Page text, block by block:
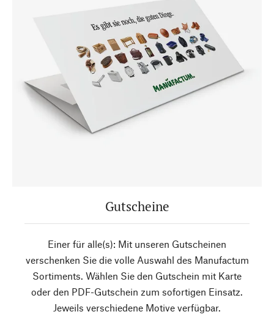
Gutscheine
Einer für alle(s): Mit unseren Gutscheinen
verschenken Sie die volle Auswahl des Manufactum
Sortiments. Wählen Sie den Gutschein mit Karte
oder den PDF-Gutschein zum sofortigen Einsatz.
Jeweils verschiedene Motive verfügbar.